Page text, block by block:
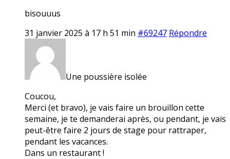
bisouuus
31 janvier 2025 à 17 h 51 min #69247 Répondre
Une poussière isolée
Coucou,
Merci (et bravo), je vais faire un brouillon cette
semaine, je te demanderai après, ou pendant, je vais
peut-être faire 2 jours de stage pour rattraper,
pendant les vacances.
Dans un restaurant !